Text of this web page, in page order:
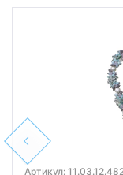
Previous
Артикул: